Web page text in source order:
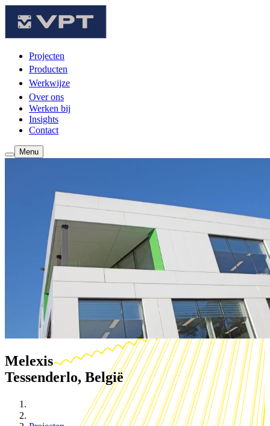
Projecten
Producten
Werkwijze
Over ons
Werken bij
Insights
Contact
Menu
Melexis
Tessenderlo, België